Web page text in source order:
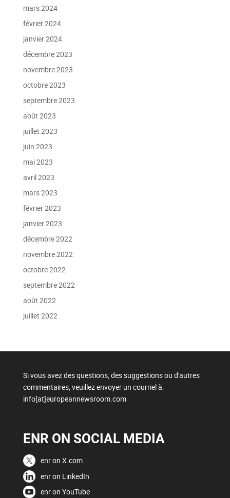
mars 2024
février 2024
janvier 2024
décembre 2023
novembre 2023
octobre 2023
septembre 2023
août 2023
juillet 2023
juin 2023
mai 2023
avril 2023
mars 2023
février 2023
janvier 2023
décembre 2022
novembre 2022
octobre 2022
septembre 2022
août 2022
juillet 2022
Si vous avez des questions, des suggestions ou d'autres
commentaires, veuillez envoyer un courriel à:
info[at]europeannewsroom.com
ENR ON SOCIAL MEDIA
enr on X.com
enr on LinkedIn
enr on YouTube